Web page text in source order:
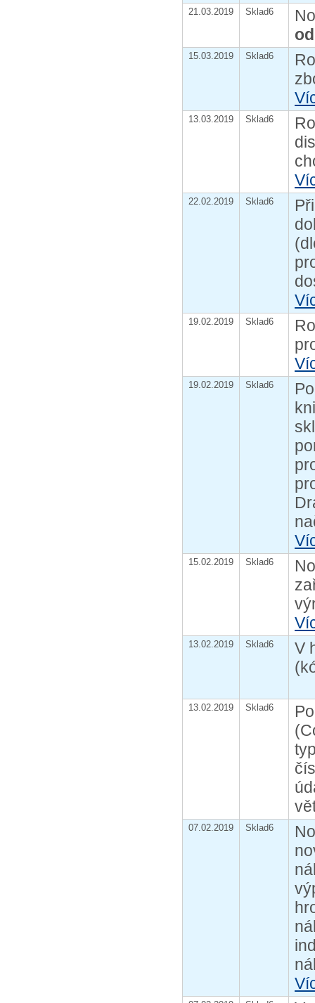
21.03.2019 Sklad6
15.03.2019 Sklad6
13.03.2019 Sklad6
22.02.2019 Sklad6
19.02.2019 Sklad6
19.02.2019 Sklad6
15.02.2019 Sklad6
13.02.2019 Sklad6
V
13.02.2019 Sklad6
07.02.2019 Sklad6